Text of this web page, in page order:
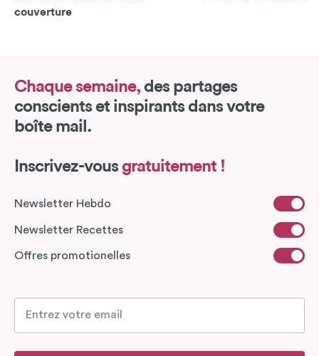
couverture
Chaque semaine, des partages
conscients et inspirants dans votre
boîte mail.
Inscrivez-vous gratuitement !
Newsletter Hebdo
Newsletter Recettes
Offres promotionelles